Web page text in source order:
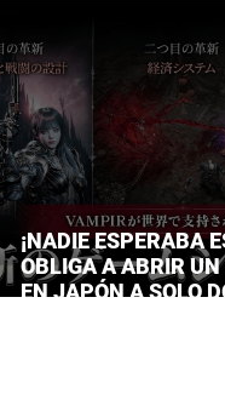
¡NADIE ESPERABA
OBLIGA A ABRIR
EN JAPÓN A SOLO